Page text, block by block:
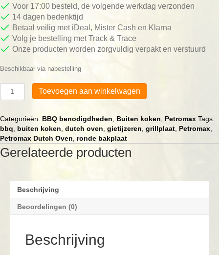
Voor 17:00 besteld, de volgende werkdag verzonden
14 dagen bedenktijd
Betaal veilig met iDeal, Mister Cash en Klarna
Volg je bestelling met Track & Trace
Onze producten worden zorgvuldig verpakt en verstuurd
Beschikbaar via nabestelling
Petromax
Grillplaat
kookruis
voor
de
Rocket
Stove
Toevoegen aan winkelwagen
Categorieën: BBQ benodigdheden Buiten koken Petromax Tags:
bbq
buiten koken dutch oven gietijzeren grillplaat Petromax
Petromax Dutch Oven
ronde bakplaat
Gerelateerde producten
Beschrijving
Beoordelingen (0)
Beschrijving